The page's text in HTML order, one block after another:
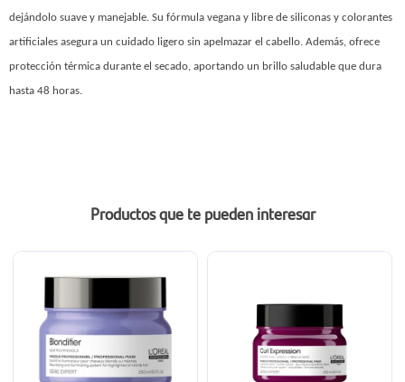
dejándolo suave y manejable. Su fórmula vegana y libre de siliconas y colorantes
artificiales asegura un cuidado ligero sin apelmazar el cabello. Además, ofrece
protección térmica durante el secado, aportando un brillo saludable que dura
hasta 48 horas.
Productos que te pueden interesar